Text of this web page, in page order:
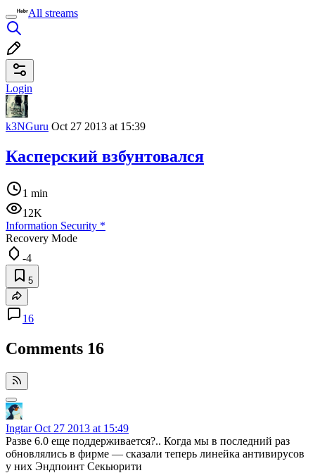
All streams
Login
k3NGuru Oct 27 2013 at 15:39
Касперский взбунтовался
1 min
12K
Information Security *
Recovery Mode
-4
5
16
Comments 16
IngtarOct 27 2013 at 15:49
Разве 6.0 еще поддерживается?.. Когда мы в последний раз
обновлялись в фирме — сказали теперь линейка антивирусов
у них Эндпоинт Секьюрити